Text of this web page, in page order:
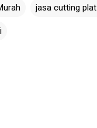
jasa cutting